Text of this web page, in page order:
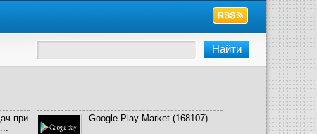
при
Google Play Market (168107)